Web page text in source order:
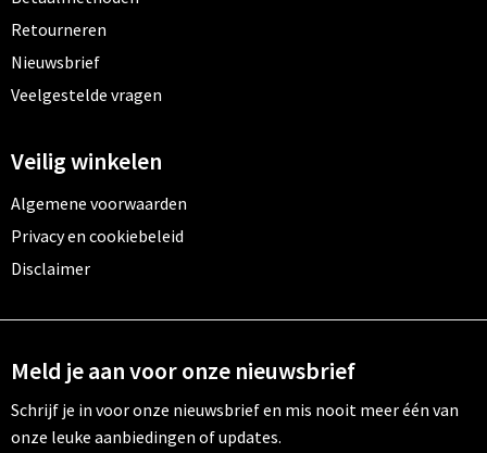
Retourneren
Nieuwsbrief
Veelgestelde vragen
Veilig winkelen
Algemene voorwaarden
Privacy en cookiebeleid
Disclaimer
Meld je aan voor onze nieuwsbrief
Schrijf je in voor onze nieuwsbrief en mis nooit meer één van
onze leuke aanbiedingen of updates.